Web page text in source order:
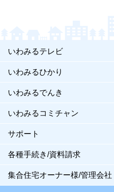
いわみるテレビ
いわみるひかり
いわみるでんき
いわみるコミチャン
サポート
各種手続き/資料請求
集合住宅オーナー様/管理会社